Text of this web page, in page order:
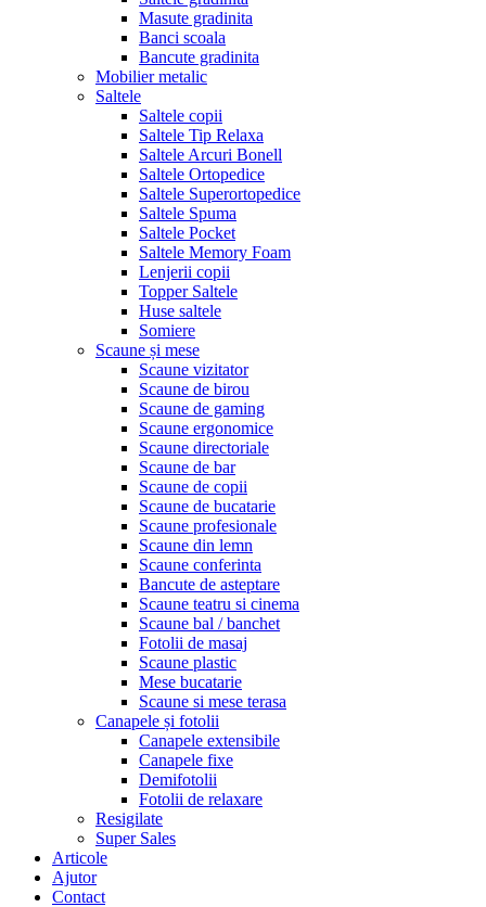
Masute gradinita
Banci scoala
Bancute gradinita
Mobilier metalic
Saltele
Saltele copii
Saltele Tip Relaxa
Saltele Arcuri Bonell
Saltele Ortopedice
Saltele Superortopedice
Saltele Spuma
Saltele Pocket
Saltele Memory Foam
Lenjerii copii
Topper Saltele
Huse saltele
Somiere
Scaune și mese
Scaune vizitator
Scaune de birou
Scaune de gaming
Scaune ergonomice
Scaune directoriale
Scaune de bar
Scaune de copii
Scaune de bucatarie
Scaune profesionale
Scaune din lemn
Scaune conferinta
Bancute de asteptare
Scaune teatru si cinema
Scaune bal / banchet
Fotolii de masaj
Scaune plastic
Mese bucatarie
Scaune si mese terasa
Canapele și fotolii
Canapele extensibile
Canapele fixe
Demifotolii
Fotolii de relaxare
Resigilate
Super Sales
Articole
Ajutor
Contact